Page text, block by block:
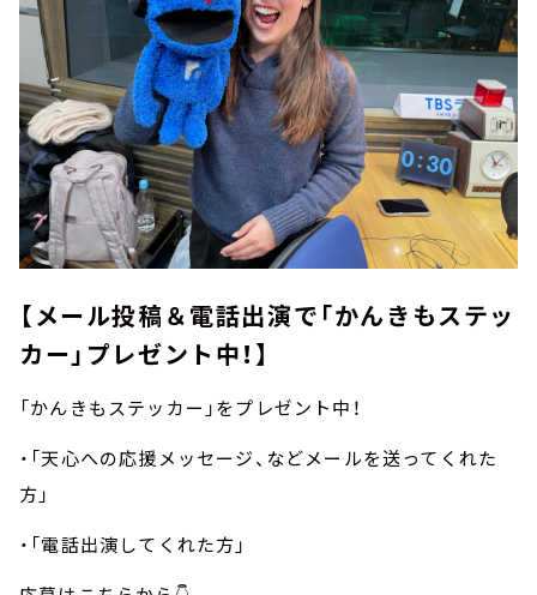
【メール投稿＆電話出演で「かんきもステッ
カー」プレゼント中！】
「かんきもステッカー」をプレゼント中！
・「天心への応援メッセージ、などメールを送ってくれた
方」
・「電話出演してくれた方」